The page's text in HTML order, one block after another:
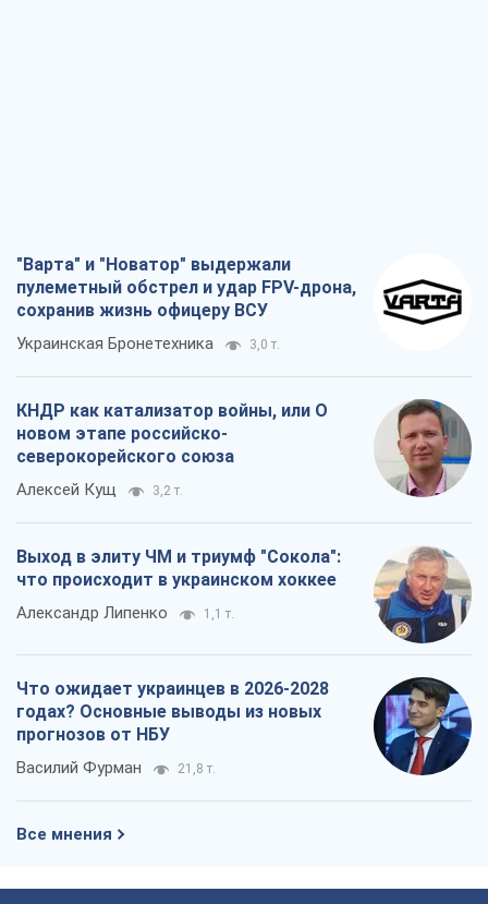
"Варта" и "Новатор" выдержали
пулеметный обстрел и удар FPV-дрона,
сохранив жизнь офицеру ВСУ
Украинская Бронетехника 3,0 т.
КНДР как катализатор войны, или О
новом этапе российско-
северокорейского союза
Алексей Кущ 3,2 т.
Выход в элиту ЧМ и триумф "Сокола":
что происходит в украинском хоккее
Александр Липенко 1,1 т.
Что ожидает украинцев в 2026-2028
годах? Основные выводы из новых
прогнозов от НБУ
Василий Фурман 21,8 т.
Все мнения